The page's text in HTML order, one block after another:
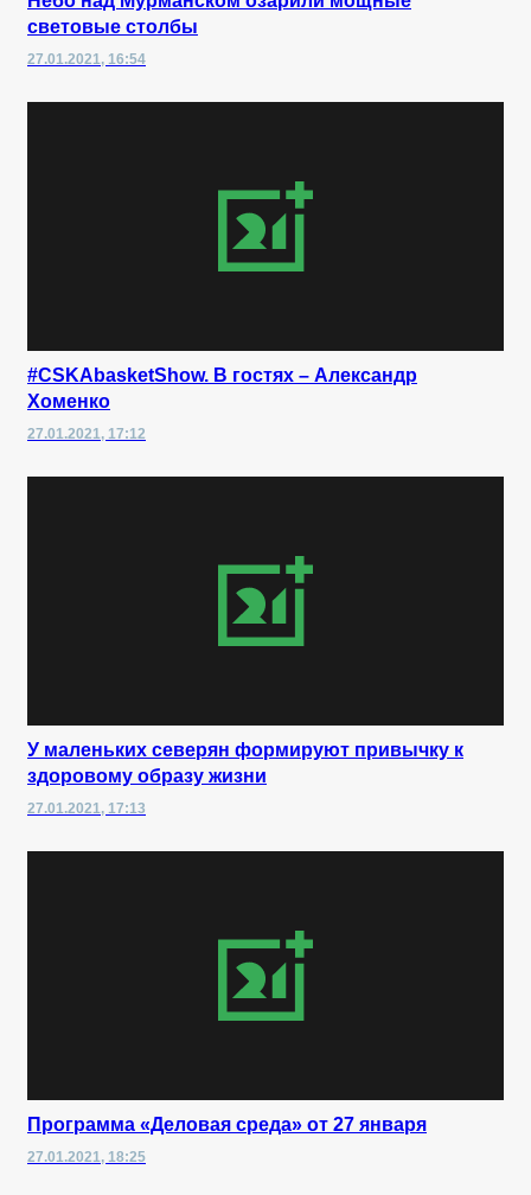
световые столбы
27.01.2021, 16:54
#CSKAbasketShow. В гостях – Александр
Хоменко
27.01.2021, 17:12
У маленьких северян формируют привычку к
здоровому образу жизни
27.01.2021, 17:13
Программа «Деловая среда» от 27 января
27.01.2021, 18:25